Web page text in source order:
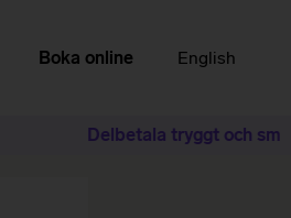
Boka online English
Delbetala tryggt och